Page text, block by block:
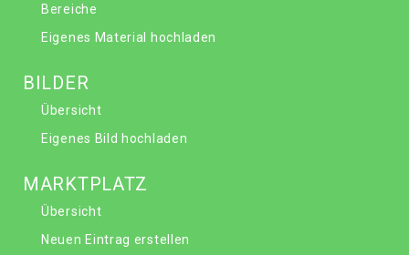
Bereiche
Eigenes Material hochladen
BILDER
Übersicht
Eigenes Bild hochladen
MARKTPLATZ
Übersicht
Neuen Eintrag erstellen